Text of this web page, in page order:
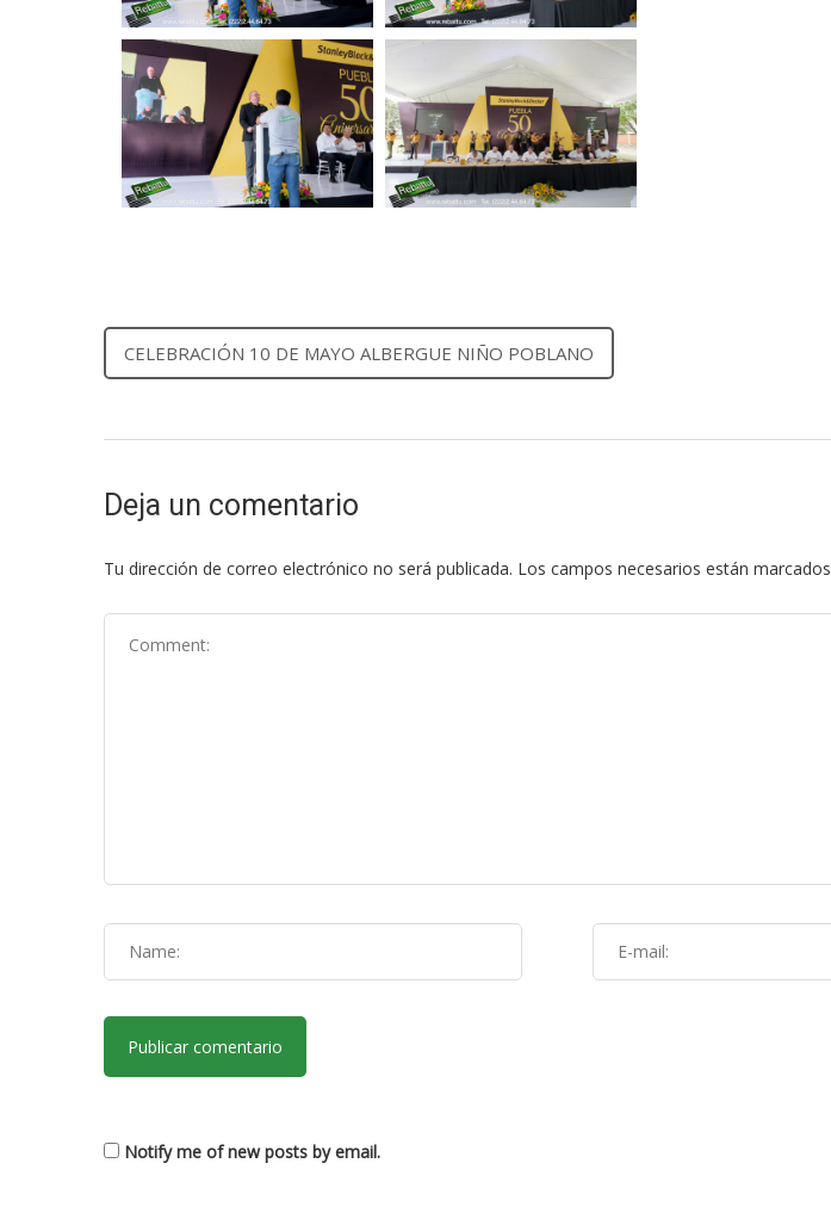
CELEBRACIÓN 10 DE MAYO ALBERGUE NIÑO POBLANO
Deja un comentario
Tu dirección de correo electrónico no será publicada. Los campos necesarios están marcados
Notify me of new posts by email.